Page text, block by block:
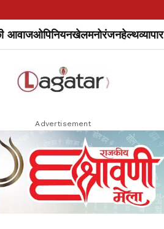
आवाजओपिनियनखेलमनोरंजनहेल्थव्यापार
Advertisement